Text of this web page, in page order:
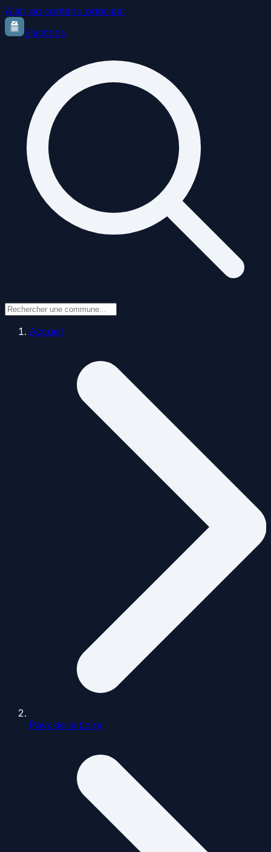
Aller au contenu principal
Elections
Accueil
Pays de la Loire